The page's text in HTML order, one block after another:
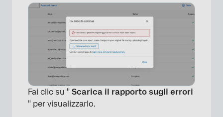
Fai clic su " Scarica il rapporto sugli errori
" per visualizzarlo.